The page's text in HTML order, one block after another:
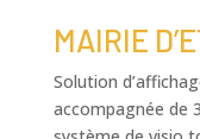
MAIRIE
Solution
accompagnée de